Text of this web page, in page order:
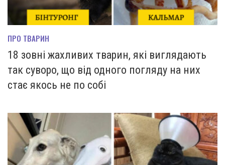
ПРО ТВАРИН
18 зовні жахливих тварин, які виглядають
так суворо, що від одного погляду на них
стає якось не по собі